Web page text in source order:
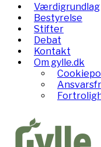
Værdigrundlag
Bestyrelse
Stifter
Debat
Kontakt
Om gylle.dk